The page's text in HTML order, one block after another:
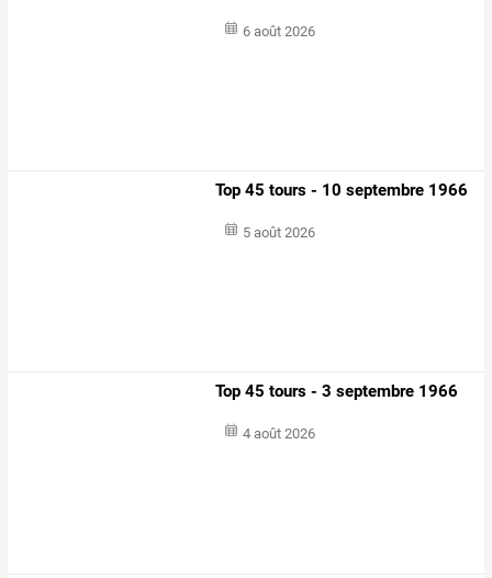
6 août 2026
Top 45 tours - 10 septembre 1966
5 août 2026
Top 45 tours - 3 septembre 1966
4 août 2026